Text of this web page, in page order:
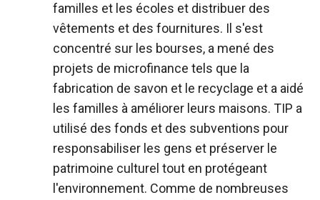
familles et les écoles et distribuer des
vêtements et des fournitures. Il s'est
concentré sur les bourses, a mené des
projets de microfinance tels que la
fabrication de savon et le recyclage et a aidé
les familles à améliorer leurs maisons. TIP a
utilisé des fonds et des subventions pour
responsabiliser les gens et préserver le
patrimoine culturel tout en protégeant
l'environnement. Comme de nombreuses